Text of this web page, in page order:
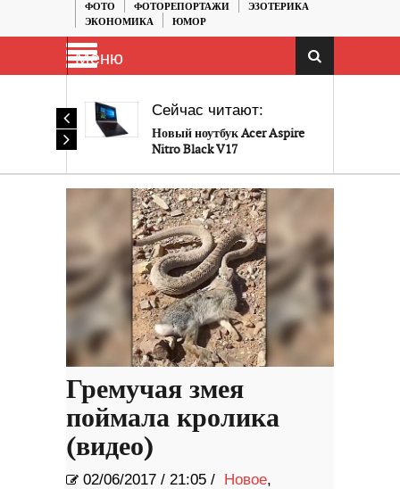
ФОТО
ФОТОРЕПОРТАЖИ
ЭЗОТЕРИКА
ЭКОНОМИКА
ЮМОР
Меню
Сейчас читают:
Новый ноутбук Acer Aspire
Nitro Black V17
Гремучая змея
поймала кролика
(видео)
02/06/2017 / 21:05 / Новое,